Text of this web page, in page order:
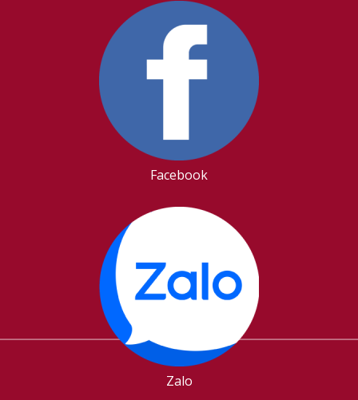
Facebook
Zalo